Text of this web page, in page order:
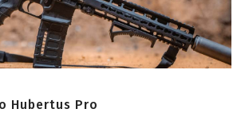
Hubertus Pro